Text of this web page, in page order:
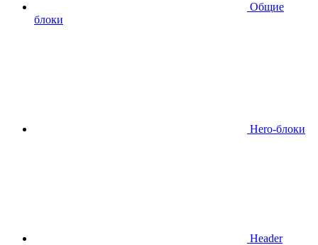
Общие
блоки
Hero-блоки
Header